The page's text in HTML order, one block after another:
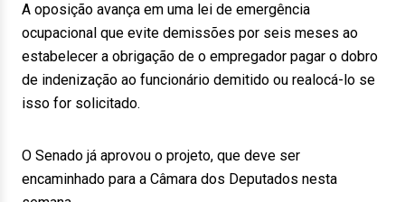
A oposição avança em uma lei de emergência
ocupacional que evite demissões por seis meses ao
estabelecer a obrigação de o empregador pagar o dobro
de indenização ao funcionário demitido ou realocá-lo se
isso for solicitado.
O Senado já aprovou o projeto, que deve ser
encaminhado para a Câmara dos Deputados nesta